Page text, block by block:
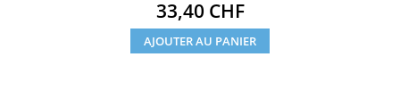
Prix
33,40 CHF
AJOUTER AU PANIER